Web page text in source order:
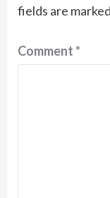
fields are marked
Comment*